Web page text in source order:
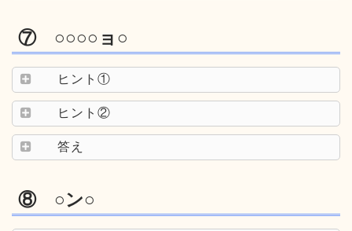
⑦ ○○○○ョ○
ヒント①
ヒント②
答え
⑧ ○ン○